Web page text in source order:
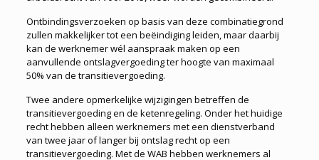
Ontbindingsverzoeken op basis van deze combinatiegrond
zullen makkelijker tot een beëindiging leiden, maar daarbij
kan de werknemer wél aanspraak maken op een
aanvullende ontslagvergoeding ter hoogte van maximaal
50% van de transitievergoeding.
Twee andere opmerkelijke wijzigingen betreffen de
transitievergoeding en de ketenregeling. Onder het huidige
recht hebben alleen werknemers met een dienstverband
van twee jaar of langer bij ontslag recht op een
transitievergoeding. Met de WAB hebben werknemers al